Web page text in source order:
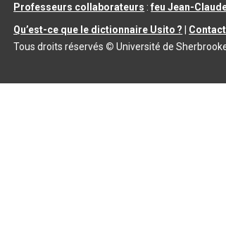
Professeurs collaborateurs :feu Jean-
Qu’est-ce que le dictionnaire Usito ?
Tous droits réservés © Université de